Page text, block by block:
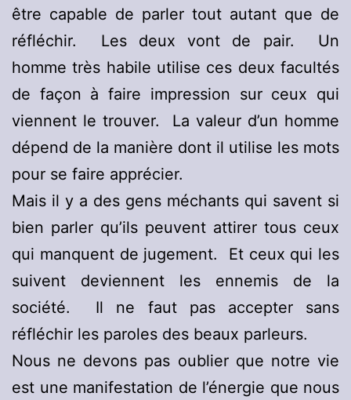
être capable de parler tout autant que de
réfléchir. Les deux vont de pair. Un
homme très habile utilise ces deux facultés
de façon à faire impression sur ceux qui
viennent le trouver. La valeur d’un homme
dépend de la manière dont il utilise les mots
pour se faire apprécier.
Mais il y a des gens méchants qui savent si
bien parler qu’ils peuvent attirer tous ceux
qui manquent de jugement. Et ceux qui les
suivent deviennent les ennemis de la
société. Il ne faut pas accepter sans
réfléchir les paroles des beaux parleurs.
Nous ne devons pas oublier que notre vie
est une manifestation de l’énergie que nous